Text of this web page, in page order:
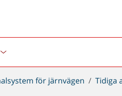
för järnvägen Tidiga